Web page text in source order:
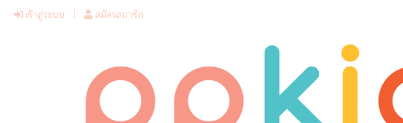
เข้าสู่ระบบ สมัครสมาชิก